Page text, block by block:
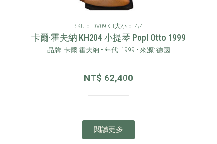
SKU： DV09-KH大小： 4/4
卡爾·霍夫納 KH204 小提琴 Popl Otto 1999
品牌: 卡爾·霍夫納 • 年代: 1999 • 來源: 德國
NT$ 62,400
閱讀更多